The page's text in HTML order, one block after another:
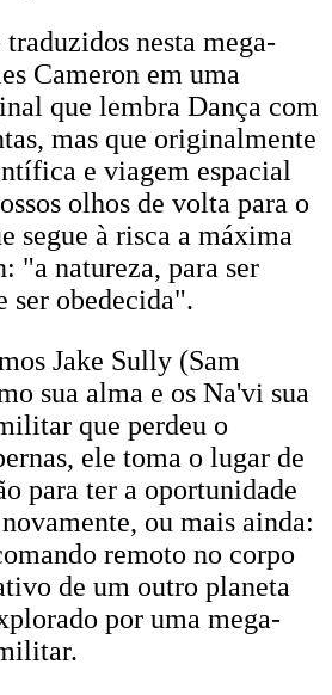
traduzidos nesta mega-
Cameron em uma
que lembra Dança com
mas que originalmente
e viagem espacial
olhos de volta para o
segue à risca a máxima
"a natureza, para ser
ser obedecida".
Jake Sully (Sam
sua alma e os Na'vi sua
que perdeu o
ele toma o lugar de
para ter a oportunidade
ou mais ainda:
remoto no corpo
de um outro planeta
por uma mega-